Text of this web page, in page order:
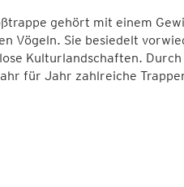
gehört mit einem
Vögeln. Sie besiedelt
Kulturlandschaften.
für Jahr zahlreiche